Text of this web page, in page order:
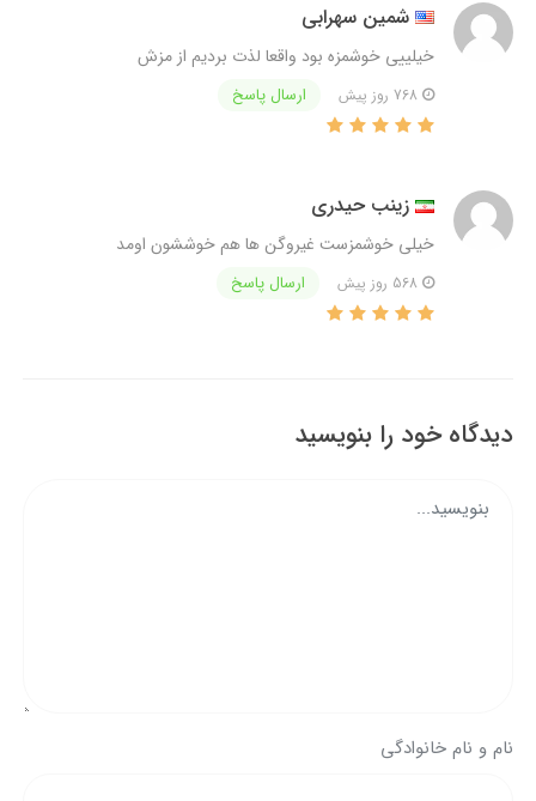
شمین سهرابی
خیلییی خوشمزه بود واقعا لذت بردیم از مزش
ارسال پاسخ
زینب حیدری
خیلی خوشمزست غیروگن ها هم خوششون اومد
ارسال پاسخ
دیدگاه خود را بنویسید
نام و نام خانوادگی